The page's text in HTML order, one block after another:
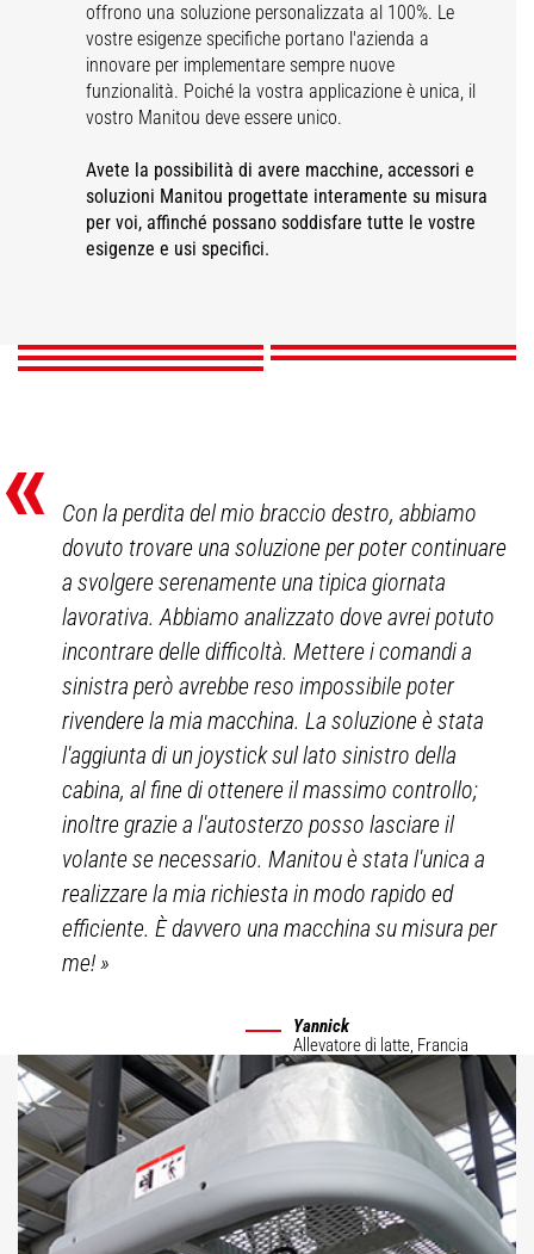
offrono una soluzione personalizzata al 100%. Le
vostre esigenze specifiche portano l'azienda a
innovare per implementare sempre nuove
funzionalità. Poiché la vostra applicazione è unica, il
vostro Manitou deve essere unico.
Avete la possibilità di avere macchine, accessori e
soluzioni Manitou progettate interamente su misura
per voi, affinché possano soddisfare tutte le vostre
esigenze e usi specifici.
Accessori
Personalizzazione:
Soluzioni per la
sicurezza
SCOPRI
Soluzioni per persone
SCOPRI
SCOPRI
«
Con la perdita del mio braccio destro, abbiamo
dovuto trovare una soluzione per poter continuare
a svolgere serenamente una tipica giornata
lavorativa. Abbiamo analizzato dove avrei potuto
incontrare delle difficoltà. Mettere i comandi a
sinistra però avrebbe reso impossibile poter
rivendere la mia macchina. La soluzione è stata
l'aggiunta di un joystick sul lato sinistro della
cabina, al fine di ottenere il massimo controllo;
inoltre grazie a l'autosterzo posso lasciare il
volante se necessario. Manitou è stata l'unica a
realizzare la mia richiesta in modo rapido ed
efficiente. È davvero una macchina su misura per
me!»
Yannick
Allevatore di latte, Francia